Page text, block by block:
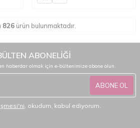
826 ürün bulunmaktadır.
ABONELİĞİ
haberdar olmak için e-bültenimize abone olun.
ABONE OL
, okudum, kabul ediyorum.